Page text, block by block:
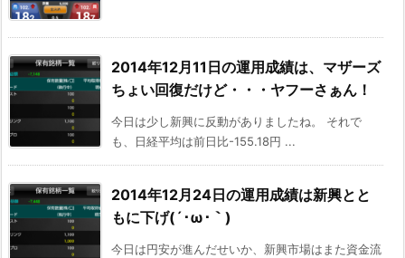
2014年12月11日の運用成績は、マザーズ
ちょい回復だけど・・・ヤフーさぁん！
今日は少し新興に反動がありましたね。 それで
も、日経平均は前日比-155.18円 ...
2014年12月24日の運用成績は新興とと
もに下げ(´･ω･｀)
今日は円安が進んだせいか、新興市場はまた資金流